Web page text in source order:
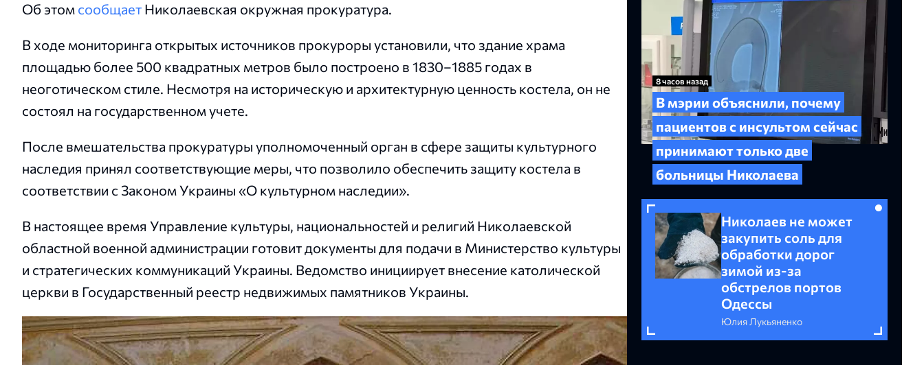
Об этом сообщает Николаевская окружная прокуратура.
В ходе мониторинга открытых источников прокуроры установили, что здание храма
площадью более 500 квадратных метров было построено в 1830–1885 годах в
неоготическом стиле. Несмотря на историческую и архитектурную ценность костела, он не
состоял на государственном учете.
После вмешательства прокуратуры уполномоченный орган в сфере защиты культурного
наследия принял соответствующие меры, что позволило обеспечить защиту костела в
соответствии с Законом Украины «О культурном наследии».
В настоящее время Управление культуры, национальностей и религий Николаевской
областной военной администрации готовит документы для подачи в Министерство культуры
и стратегических коммуникаций Украины. Ведомство инициирует внесение католической
церкви в Государственный реестр недвижимых памятников Украины.
8 часов назад
В мэрии объяснили, почему
пациентов с инсультом сейчас
принимают только две
больницы Николаева
Николаев не может
закупить соль для
обработки дорог
зимой из-за
обстрелов портов
Одессы
Юлия Лукьяненко